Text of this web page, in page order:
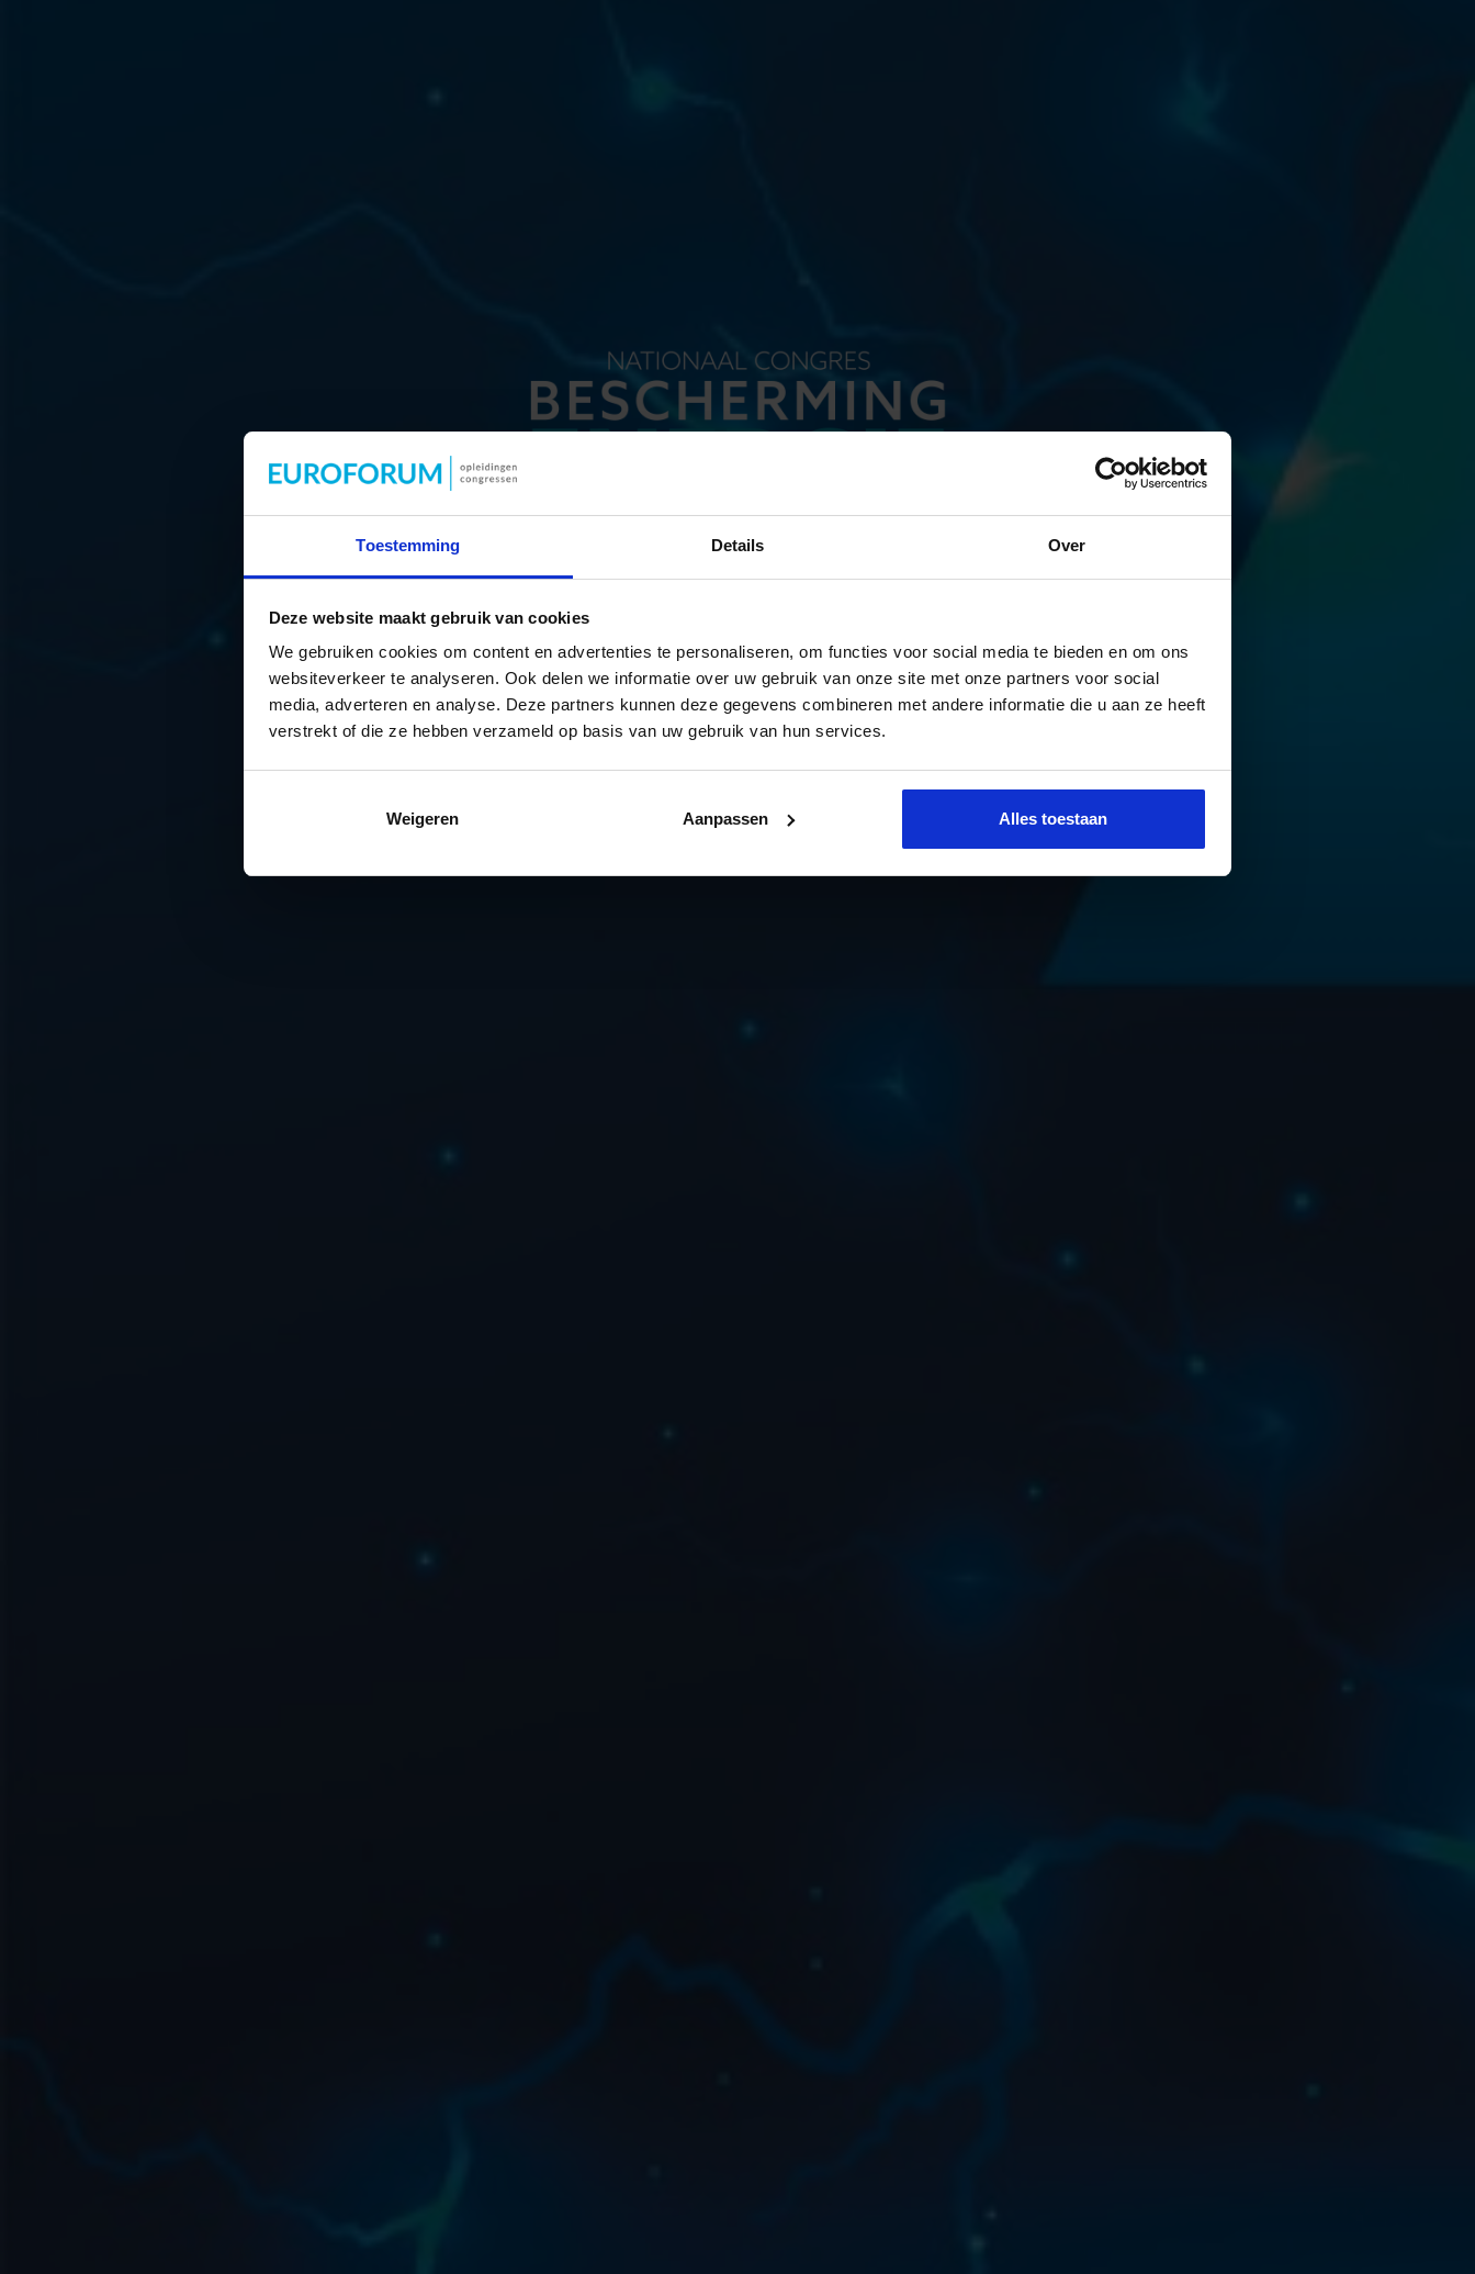
Toestemming Details Over
Deze website maakt gebruik van cookies
We gebruiken cookies om content en advertenties te personaliseren, om functies voor social media te bieden en om ons
websiteverkeer te analyseren. Ook delen we informatie over uw gebruik van onze site met onze partners voor social
media, adverteren en analyse. Deze partners kunnen deze gegevens combineren met andere informatie die u aan ze heeft
verstrekt of die ze hebben verzameld op basis van uw gebruik van hun services.
Weigeren Aanpassen Alles toestaan
Samen sterk voor een veilig en veerkrachtig energiesysteem
HOU MIJ OP DE HOOGTE